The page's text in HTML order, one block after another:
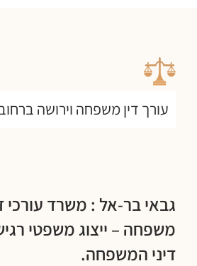
עורך דין משפחה וירושה
גבאי בר-אל : משרד עורכי
משפחה – ייצוג משפטי
דיני המשפחה.